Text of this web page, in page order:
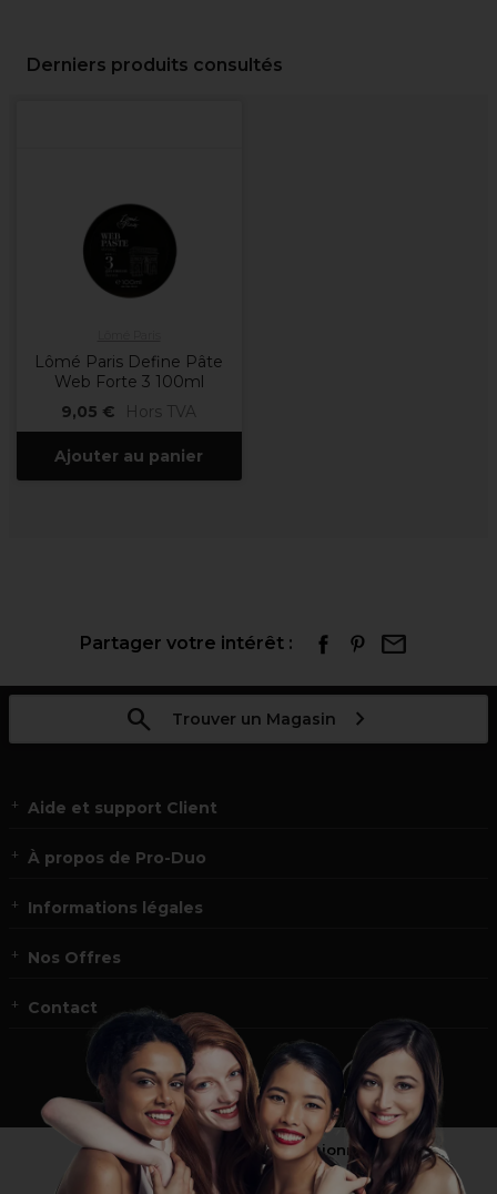
Derniers produits consultés
Lômé Paris Define Pâte
Web Forte 3 100ml
9,05 €
Hors TVA
Ajouter au panier
Partager votre intérêt :
Trouver un Magasin
Aide et support Client
À propos de Pro-Duo
Informations légales
Nos Offres
Contact
Vous n’êtes pas un professionnel ?
Visitez notre site pourles particuliers !